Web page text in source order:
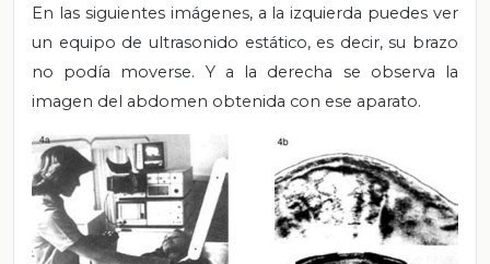
En las siguientes imágenes, a la izquierda puedes ver
un equipo de ultrasonido estático, es decir, su brazo
no podía moverse. Y a la derecha se observa la
imagen del abdomen obtenida con ese aparato.